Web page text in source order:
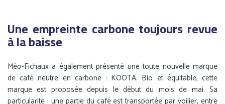
Une empreinte carbone toujours revue
à la baisse
Méo-Fichaux a également présenté une toute nouvelle marque
de café neutre en carbone : KOOTA. Bio et équitable, cette
marque est proposée depuis le début du mois de mai. Sa
particularité : une partie du café est transportée par voilier, entre